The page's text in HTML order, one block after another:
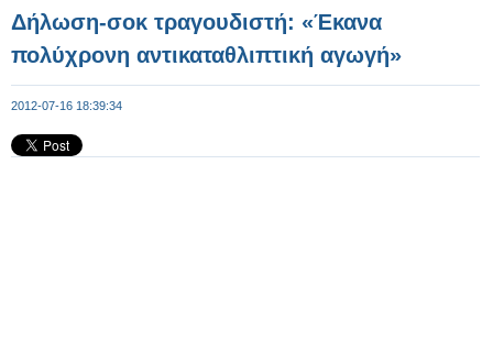
Δήλωση-σοκ τραγουδιστή: «Έκανα
πολύχρονη αντικαταθλιπτική αγωγή»
2012-07-16 18:39:34